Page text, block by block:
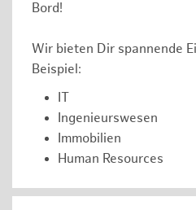
Bord!
Wir bieten Dir spannende
Beispiel:
IT
Ingenieurswesen
Immobilien
Human Resources